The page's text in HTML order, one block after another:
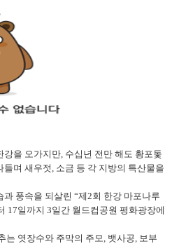
을 오가지만, 수십년 전만 해도 황포돛
며 새우젓, 소금 등 각 지방의 특산물을
풍속을 되살린 “제2회 한강 마포나루
17일까지 3일간 월드컵공원 평화광장에
는 엿장수와 주막의 주모, 뱃사공, 보부